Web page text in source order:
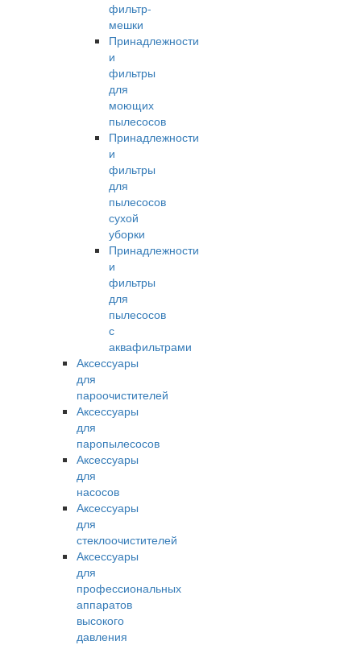
фильтр-
мешки
Принадлежности
и
фильтры
для
моющих
пылесосов
Принадлежности
и
фильтры
для
пылесосов
сухой
уборки
Принадлежности
и
фильтры
для
пылесосов
с
аквафильтрами
Аксессуары
для
пароочистителей
Аксессуары
для
паропылесосов
Аксессуары
для
насосов
Аксессуары
для
стеклоочистителей
Аксессуары
для
профессиональных
аппаратов
высокого
давления